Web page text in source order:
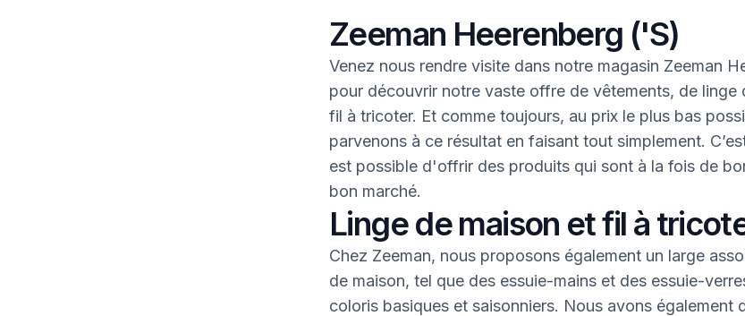
Zeeman Heerenberg ('S)
Venez nous rendre visite dans notre magasin Zeeman
pour découvrir notre vaste offre de vêtements, de linge
fil à tricoter. Et comme toujours, au prix le plus bas
parvenons à ce résultat en faisant tout simplement.
est possible d'offrir des produits qui sont à la fois de
bon marché.
Linge de maison et fil à
Chez Zeeman, nous proposons également un large
de maison, tel que des essuie-mains et des essuie-
coloris basiques et saisonniers. Nous avons également